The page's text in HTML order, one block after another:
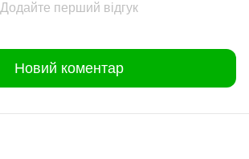
Додайте перший відгук
Новий коментар